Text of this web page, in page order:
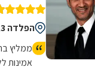
הפלדה 3, אור יהודה
ממליץ
אמינות